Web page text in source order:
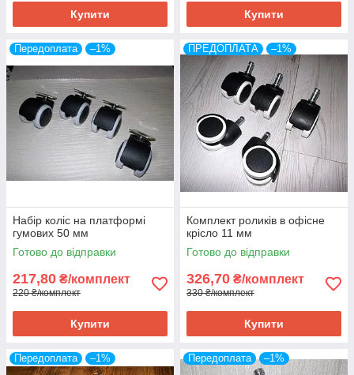
Купити Купити
Передоплата –1%
Набір коліс на платформі
гумових 50 мм
Готово до відправки
217,80 ₴/комплект
220 ₴/комплект
Купити
ПРЕДОПЛАТА –1%
Комплект роликів в офісне
крісло 11 мм
Готово до відправки
326,70 ₴/комплект
330 ₴/комплект
Купити
Передоплата –1% Передоплата –1%